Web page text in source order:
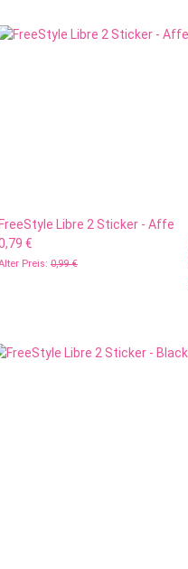
FreeStyle Libre 2 Sticker - Affe
€
Preis: 0,99 €